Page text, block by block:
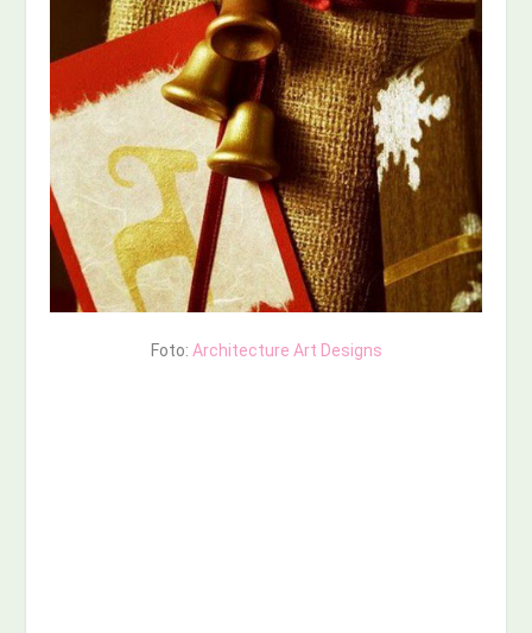
Foto: Architecture Art Designs